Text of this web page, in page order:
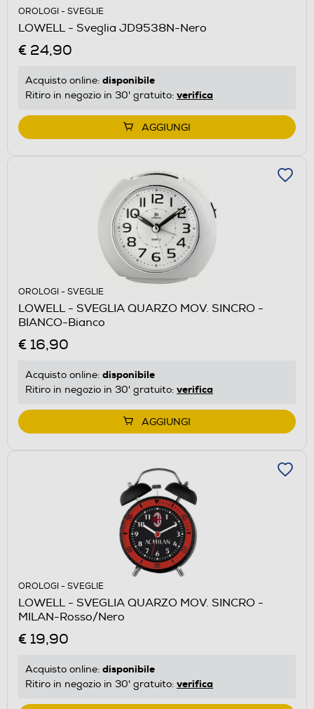
OROLOGI - SVEGLIE
LOWELL - Sveglia JD9538N-Nero
€ 24,90
Acquisto online: disponibile
Ritiro in negozio in 30' gratuito: verifica
AGGIUNGI
OROLOGI - SVEGLIE
LOWELL - SVEGLIA QUARZO MOV. SINCRO -
BIANCO-Bianco
€ 16,90
Acquisto online: disponibile
Ritiro in negozio in 30' gratuito: verifica
AGGIUNGI
OROLOGI - SVEGLIE
LOWELL - SVEGLIA QUARZO MOV. SINCRO -
MILAN-Rosso/Nero
€ 19,90
Acquisto online: disponibile
Ritiro in negozio in 30' gratuito: verifica